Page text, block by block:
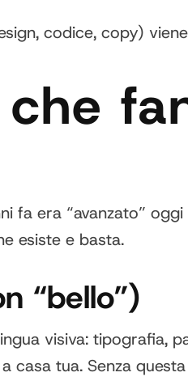
codice, copy)
fa era “avanzato”
esiste e basta.
“bello”)
visiva: tipografia,
tua. Senza